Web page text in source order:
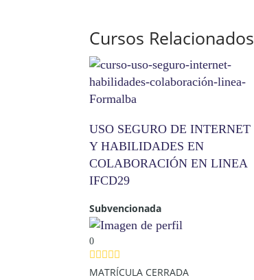
Cursos Relacionados
USO SEGURO DE INTERNET
Y HABILIDADES EN
COLABORACIÓN EN LINEA
IFCD29
Subvencionada
0
MATRÍCULA CERRADA